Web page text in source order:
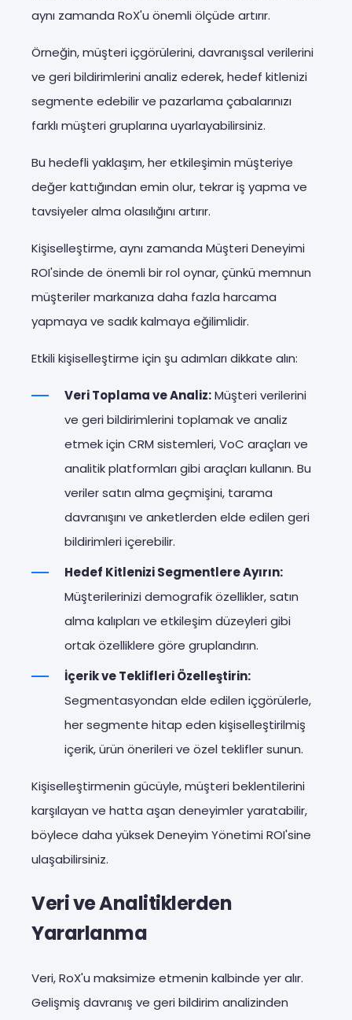
aynı zamanda RoX'u önemli ölçüde artırır.
Örneğin, müşteri içgörülerini, davranışsal verilerini
ve geri bildirimlerini analiz ederek, hedef kitlenizi
segmente edebilir ve pazarlama çabalarınızı
farklı müşteri gruplarına uyarlayabilirsiniz.
Bu hedefli yaklaşım, her etkileşimin müşteriye
değer kattığından emin olur, tekrar iş yapma ve
tavsiyeler alma olasılığını artırır.
Kişiselleştirme, aynı zamanda Müşteri Deneyimi
ROI'sinde de önemli bir rol oynar, çünkü memnun
müşteriler markanıza daha fazla harcama
yapmaya ve sadık kalmaya eğilimlidir.
Etkili kişiselleştirme için şu adımları dikkate alın:
Veri Toplama ve Analiz:Müşteri verilerini
ve geri bildirimlerini toplamak ve analiz
etmek için CRM sistemleri, VoC araçları ve
analitik platformları gibi araçları kullanın. Bu
veriler satın alma geçmişini, tarama
davranışını ve anketlerden elde edilen geri
bildirimleri içerebilir.
Hedef Kitlenizi Segmentlere Ayırın:
Müşterilerinizi demografik özellikler, satın
alma kalıpları ve etkileşim düzeyleri gibi
ortak özelliklere göre gruplandırın.
İçerik ve Teklifleri Özelleştirin:
Segmentasyondan elde edilen içgörülerle,
her segmente hitap eden kişiselleştirilmiş
içerik, ürün önerileri ve özel teklifler sunun.
Kişiselleştirmenin gücüyle, müşteri beklentilerini
karşılayan ve hatta aşan deneyimler yaratabilir,
böylece daha yüksek Deneyim Yönetimi ROI'sine
ulaşabilirsiniz.
Veri ve Analitiklerden
Yararlanma
Veri, RoX'u maksimize etmenin kalbinde yer alır.
Gelişmiş davranış ve geri bildirim analizinden